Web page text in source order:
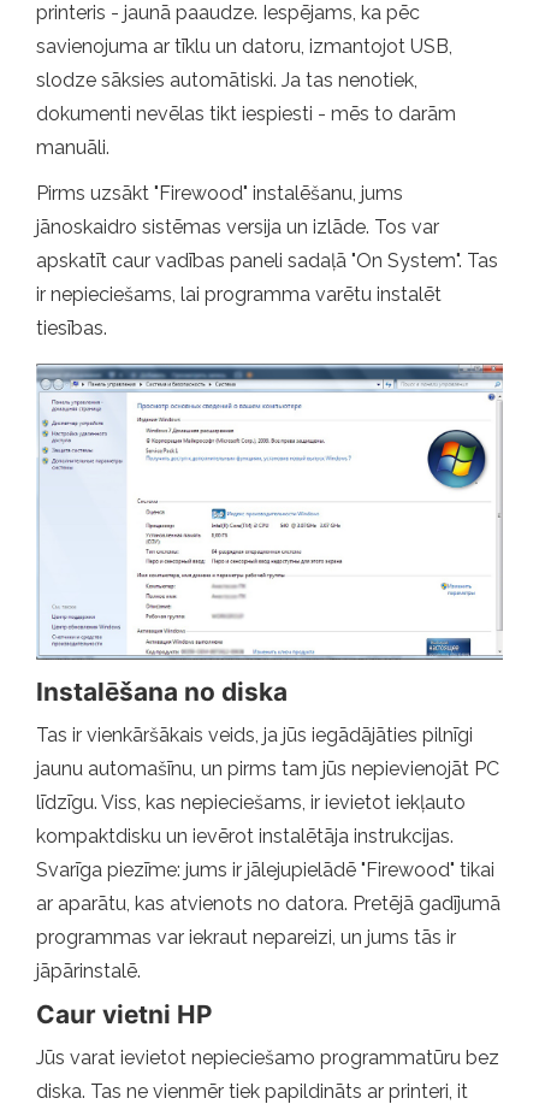
printeris - jaunā paaudze. Iespējams, ka pēc
savienojuma ar tīklu un datoru, izmantojot USB,
slodze sāksies automātiski. Ja tas nenotiek,
dokumenti nevēlas tikt iespiesti - mēs to darām
manuāli.
Pirms uzsākt "Firewood" instalēšanu, jums
jānoskaidro sistēmas versija un izlāde. Tos var
apskatīt caur vadības paneli sadaļā "On System". Tas
ir nepieciešams, lai programma varētu instalēt
tiesības.
Instalēšana no diska
Tas ir vienkāršākais veids, ja jūs iegādājāties pilnīgi
jaunu automašīnu, un pirms tam jūs nepievienojāt PC
līdzīgu. Viss, kas nepieciešams, ir ievietot iekļauto
kompaktdisku un ievērot instalētāja instrukcijas.
Svarīga piezīme: jums ir jālejupielādē "Firewood" tikai
ar aparātu, kas atvienots no datora. Pretējā gadījumā
programmas var iekraut nepareizi, un jums tās ir
jāpārinstalē.
Caur vietni HP
Jūs varat ievietot nepieciešamo programmatūru bez
diska. Tas ne vienmēr tiek papildināts ar printeri, it